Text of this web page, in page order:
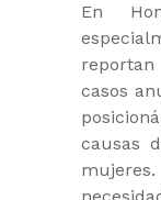
En
casos
causas